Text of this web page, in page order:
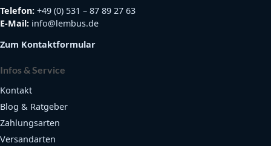
Telefon: +49 (0) 531 – 87 89 27 63
E-Mail: info@lembus.de
Zum Kontaktformular
Infos & Service
Kontakt
Blog & Ratgeber
Zahlungsarten
Versandarten